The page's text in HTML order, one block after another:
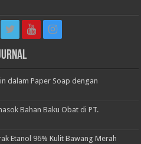
dalam Paper Soap dengan
Bahan Baku Obat di PT.
Etanol 96% Kulit Bawang Merah